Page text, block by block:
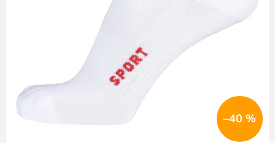
–40 %